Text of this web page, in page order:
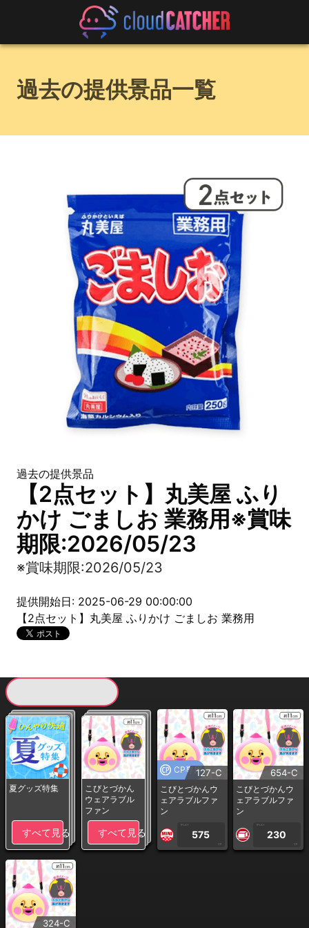
過去の提供景品一覧
過去の提供景品
【2点セット】丸美屋 ふり
かけ ごましお 業務用※賞味
期限:2026/05/23
※賞味期限:2026/05/23
提供開始日: 2025-06-29 00:00:00
【2点セット】丸美屋 ふりかけ ごましお 業務用
夏グッズ特集
すべて見る
こびとづかん
ウェアラブル
ファン
すべて見る
CP専用127-C
こびとづかんウ
ェアラブルファ
ン
1PLAY
575
CP
654-C
こびとづかんウ
ェアラブルファ
ン
1PLAY
230
CP
324-C